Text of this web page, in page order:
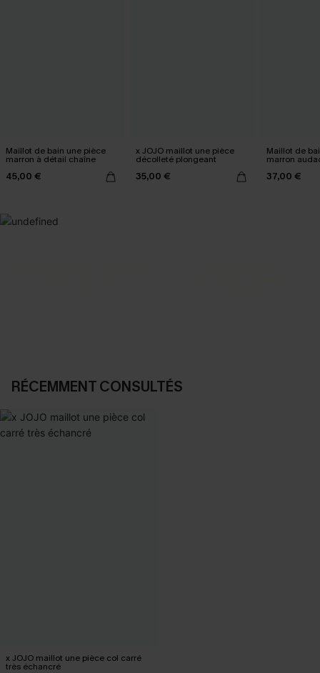
Maillot de bain une pièce
marron à détail chaîne
45,00 €
x JOJO maillot une pièce
décolleté plongeant
35,00 €
Maillot de
marron
37,00 €
RÉCEMMENT CONSULTÉS
x JOJO maillot une pièce col carré
très échancré